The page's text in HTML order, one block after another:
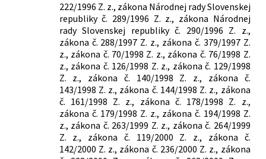
157/2018 Z. z.
Zákon o metrológii a o zmene a
doplnení niektorých zákonov
170/2018 Z. z.
Zákon o zájazdoch, spojených službách
cestovného ruchu, niektorých
podmienkach podnikania v cestovnom
ruchu a o zmene a doplnení niektorých
zákonov
91/2019 Z. z.
Zákon o neprimeraných podmienkach v
obchode s potravinami a o zmene a
doplnení niektorých zákonov
67/2020 Z. z.
Zákon o niektorých mimoriadnych
222/1996 Z. z., zákona Národnej rady Slovenskej
republiky č. 289/1996 Z. z., zákona Národnej
rady Slovenskej republiky č. 290/1996 Z. z.,
zákona č. 288/1997 Z. z., zákona č. 379/1997 Z.
z., zákona č. 70/1998 Z. z., zákona č. 76/1998 Z.
z., zákona č. 126/1998 Z. z., zákona č. 129/1998
Z. z., zákona č. 140/1998 Z. z., zákona č.
143/1998 Z. z., zákona č. 144/1998 Z. z., zákona
č. 161/1998 Z. z., zákona č. 178/1998 Z. z.,
zákona č. 179/1998 Z. z., zákona č. 194/1998 Z.
z., zákona č. 263/1999 Z. z., zákona č. 264/1999
Z. z., zákona č. 119/2000 Z. z., zákona č.
142/2000 Z. z., zákona č. 236/2000 Z. z., zákona